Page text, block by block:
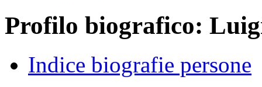
Profilo biografico:
Indice biografie persone